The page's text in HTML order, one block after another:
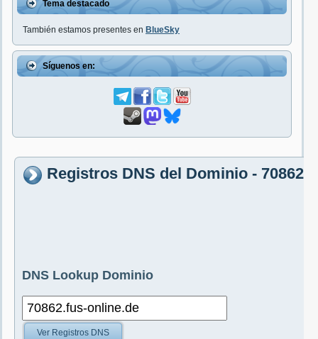
Tema destacado
También estamos presentes en BlueSky
Síguenos en:
Registros DNS del Dominio -
DNS Lookup Dominio
Ver Registros DNS